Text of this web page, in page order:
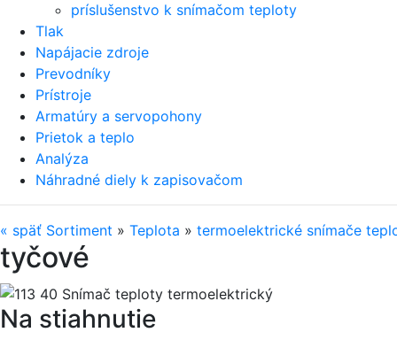
príslušenstvo k snímačom teploty
Tlak
Napájacie zdroje
Prevodníky
Prístroje
Armatúry a servopohony
Prietok a teplo
Analýza
Náhradné diely k zapisovačom
« späť Sortiment » Teplota » termoelektrické snímače
tyčové
Na stiahnutie